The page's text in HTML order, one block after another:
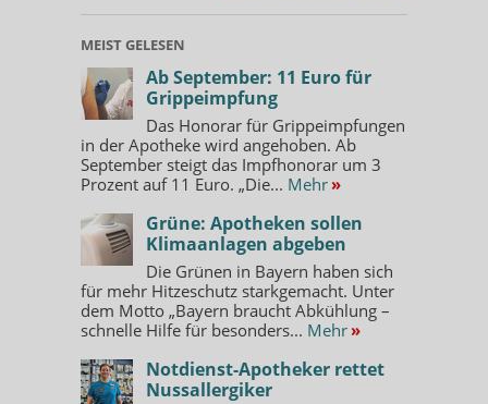
MEIST GELESEN
Ab September: 11 Euro für
Grippeimpfung
Das Honorar für Grippeimpfungen
in der Apotheke wird angehoben. Ab
September steigt das Impfhonorar um 3
Prozent auf 11 Euro. „Die... Mehr »
Grüne: Apotheken sollen
Klimaanlagen abgeben
Die Grünen in Bayern haben sich
für mehr Hitzeschutz starkgemacht. Unter
dem Motto „Bayern braucht Abkühlung –
schnelle Hilfe für besonders... Mehr »
Notdienst-Apotheker rettet
Nussallergiker